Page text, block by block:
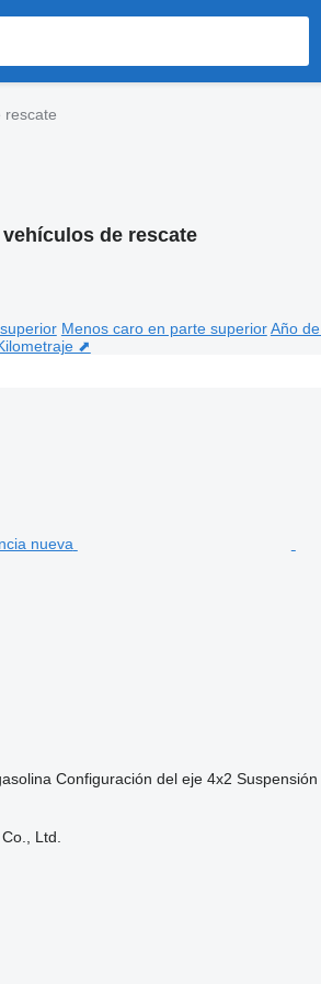
rescate
de rescate
Menos caro en parte superior Año
⬈
Configuración del eje 4x2 Suspensión
Ltd.